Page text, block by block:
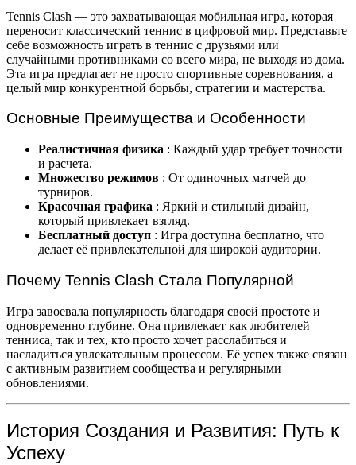
Tennis Clash — это захватывающая мобильная игра, которая
переносит классический теннис в цифровой мир. Представьте
себе возможность играть в теннис с друзьями или
случайными противниками со всего мира, не выходя из дома.
Эта игра предлагает не просто спортивные соревнования, а
целый мир конкурентной борьбы, стратегии и мастерства.
Основные Преимущества и Особенности
Реалистичная физика : Каждый удар требует точности
и расчета.
Множество режимов : От одиночных матчей до
турниров.
Красочная графика : Яркий и стильный дизайн,
который привлекает взгляд.
Бесплатный доступ : Игра доступна бесплатно, что
делает её привлекательной для широкой аудитории.
Почему Tennis Clash Стала Популярной
Игра завоевала популярность благодаря своей простоте и
одновременно глубине. Она привлекает как любителей
тенниса, так и тех, кто просто хочет расслабиться и
насладиться увлекательным процессом. Её успех также связан
с активным развитием сообщества и регулярными
обновлениями.
История Создания и Развития: Путь к
Успеху